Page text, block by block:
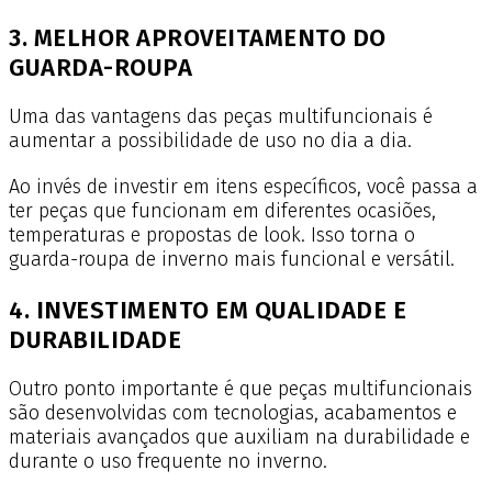
3. MELHOR APROVEITAMENTO DO
GUARDA-ROUPA
Uma das vantagens das peças multifuncionais é
aumentar a possibilidade de uso no dia a dia.
Ao invés de investir em itens específicos, você passa a
ter peças que funcionam em diferentes ocasiões,
temperaturas e propostas de look. Isso torna o
guarda-roupa de inverno mais funcional e versátil.
4. INVESTIMENTO EM QUALIDADE E
DURABILIDADE
Outro ponto importante é que peças multifuncionais
são desenvolvidas com tecnologias, acabamentos e
materiais avançados que auxiliam na durabilidade e
durante o uso frequente no inverno.